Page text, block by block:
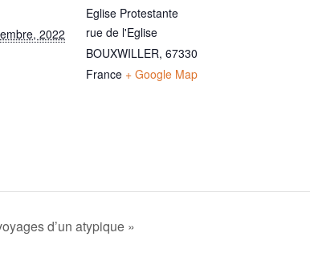
2022
Eglise Protestante
rue de l'Eglise
BOUXWILLER, 67330
France + Google Map
d’un atypique »